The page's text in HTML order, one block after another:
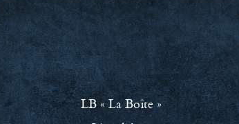
LB « La Boîte »